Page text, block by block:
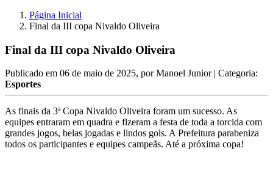
Página Inicial
Final da III copa Nivaldo Oliveira
Final da III copa Nivaldo Oliveira
Publicado em 06 de maio de 2025, porManoel Junior | Categoria:
Esportes
As finais da 3ª Copa Nivaldo Oliveira foram um sucesso. As
equipes entraram em quadra e fizeram a festa de toda a torcida com
grandes jogos, belas jogadas e lindos gols. A Prefeitura parabeniza
todos os participantes e equipes campeãs. Até a próxima copa!